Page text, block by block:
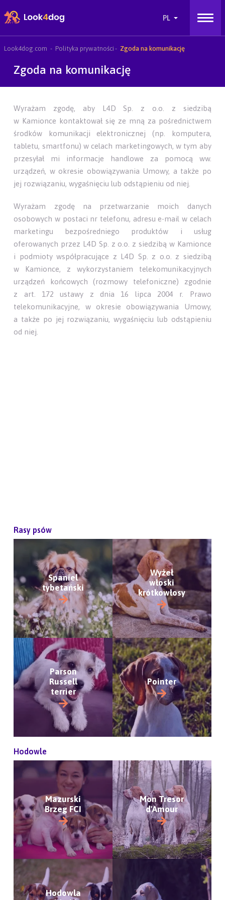
Look4dog.com Polityka prywatności Zgoda na komunikację
Zgoda na komunikację
Wyrażam zgodę, aby L4D Sp. z o.o. z siedzibą
w Kamionce kontaktował się ze mną za pośrednictwem
środków komunikacji elektronicznej (np. komputera,
tabletu, smartfonu) w celach marketingowych, w tym aby
przesyłał mi informacje handlowe za pomocą ww.
urządzeń, w okresie obowiązywania Umowy, a także po
jej rozwiązaniu, wygaśnięciu lub odstąpieniu od niej.
Wyrażam zgodę na przetwarzanie moich danych
osobowych w postaci nr telefonu, adresu e-mail w celach
marketingu bezpośredniego produktów i usług
oferowanych przez L4D Sp. z o.o. z siedzibą w Kamionce
i podmioty współpracujące z L4D Sp. z o.o. z siedzibą
w Kamionce, z wykorzystaniem telekomunikacyjnych
urządzeń końcowych (rozmowy telefoniczne) zgodnie
z art. 172 ustawy z dnia 16 lipca 2004 r. Prawo
telekomunikacyjne, w okresie obowiązywania Umowy,
a także po jej rozwiązaniu, wygaśnięciu lub odstąpieniu
od niej.
Rasy psów
Spaniel
tybetański
Wyżeł
włoski
krótkowłosy
Parson
Russell
terrier
Pointer
Hodowle
Mazurski
Brzeg FCI
Mon Tresor
d'Amour
Hodowla